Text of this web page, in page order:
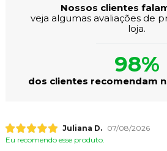
Nossos clientes
veja algumas avaliações de
loja.
98%
dos clientes recomendam
Juliana D.
07/08/2026
Eu recomendo esse produto.